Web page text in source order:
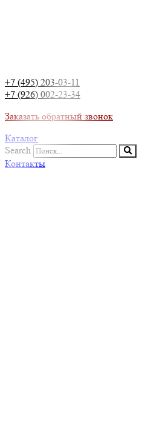
+7 (495) 203-03-11
+7 (926) 002-23-34
Заказать обратный звонок
Каталог
Search
Контакты